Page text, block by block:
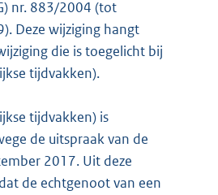
nr. 883/2004 (tot
Deze wijziging hangt
die is toegelicht bij
tijdvakken).
tijdvakken) is
de uitspraak van de
2017. Uit deze
de echtgenoot van een